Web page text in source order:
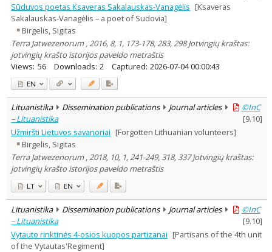
Sūduvos poetas Ksaveras Sakalauskas-Vanagėlis [Ksaveras
Sakalauskas-Vanagėlis – a poet of Sudovia]
Birgelis, Sigitas
Terra Jatwezenorum , 2016, 8, 1, 173-178, 283, 298 Jotvingių kraštas:
jotvingių krašto istorijos paveldo metraštis
Views: 56 Downloads: 2 Captured: 2026-07-04 00:00:43
EN
Lituanistika Dissemination publications Journal articles
©InC
– Lituanistika
[9.10]
Užmiršti Lietuvos savanoriai [Forgotten Lithuanian volunteers]
Birgelis, Sigitas
Terra Jatwezenorum , 2018, 10, 1, 241-249, 318, 337 Jotvingių kraštas:
jotvingių krašto istorijos paveldo metraštis
LT EN
Lituanistika Dissemination publications Journal articles
©InC
– Lituanistika
[9.10]
Vytauto rinktinės 4-osios kuopos partizanai [Partisans of the 4th unit
of the Vytautas'Regiment]